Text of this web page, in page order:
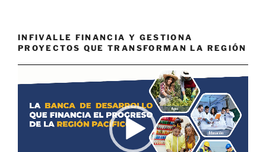
INFIVALLE FINANCIA Y GESTIONA
PROYECTOS QUE TRANSFORMAN LA REGIÓN
de